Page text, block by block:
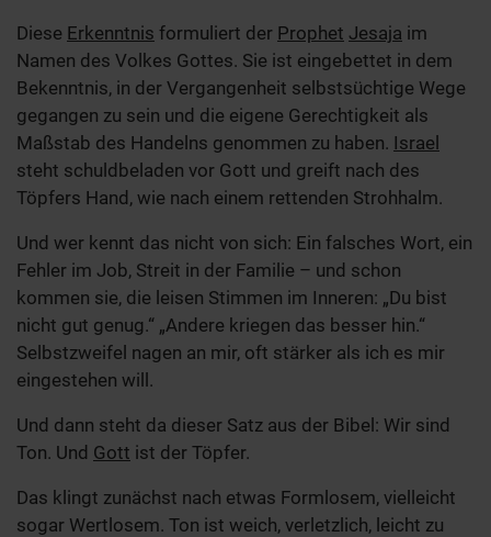
Diese Erkenntnis formuliert der Prophet Jesaja im
Namen des Volkes Gottes. Sie ist eingebettet in dem
Bekenntnis, in der Vergangenheit selbstsüchtige Wege
gegangen zu sein und die eigene Gerechtigkeit als
Maßstab des Handelns genommen zu haben. Israel
steht schuldbeladen vor Gott und greift nach des
Töpfers Hand, wie nach einem rettenden Strohhalm.
Und wer kennt das nicht von sich: Ein falsches Wort, ein
Fehler im Job, Streit in der Familie – und schon
kommen sie, die leisen Stimmen im Inneren: „Du bist
nicht gut genug.“ „Andere kriegen das besser hin.“
Selbstzweifel nagen an mir, oft stärker als ich es mir
eingestehen will.
Und dann steht da dieser Satz aus der Bibel: Wir sind
Ton. Und Gott ist der Töpfer.
Das klingt zunächst nach etwas Formlosem, vielleicht
sogar Wertlosem. Ton ist weich, verletzlich, leicht zu